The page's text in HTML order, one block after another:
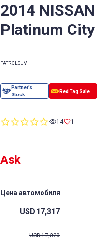
2014 NISSAN
Platinum City
PATROL SUV
0.014 1
Ask
Цена автомобиля
USD 17,317
USD17,320